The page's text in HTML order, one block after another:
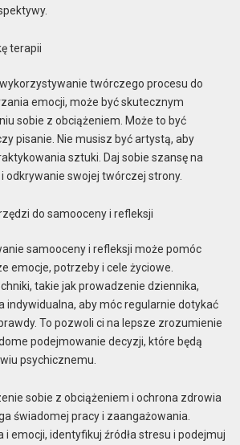
terapii
twórczego procesu do
emocji, może być skutecznym
sobie z obciążeniem. Może to być
pisanie. Nie musisz być artystą, aby
sztuki. Daj sobie szansę na
odkrywanie swojej twórczej strony.
do samooceny i refleksji
samooceny i refleksji może pomóc
emocje, potrzeby i cele życiowe.
takie jak prowadzenie dziennika,
indywidualna, aby móc regularnie dotykać
To pozwoli ci na lepsze zrozumienie
podejmowanie decyzji, które będą
psychicznemu.
sobie z obciążeniem i ochrona zdrowia
świadomej pracy i zaangażowania.
i emocji, identyfikuj źródła stresu i podejmuj